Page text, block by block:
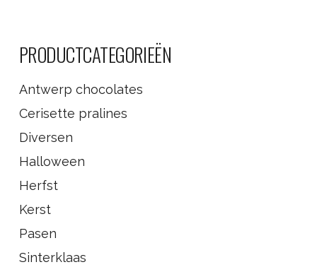
PRODUCTCATEGORIEËN
Antwerp chocolates
Cerisette pralines
Diversen
Halloween
Herfst
Kerst
Pasen
Sinterklaas